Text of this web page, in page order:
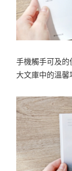
手機觸手可及
大文庫中的溫馨